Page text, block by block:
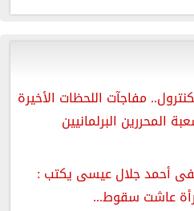
مفاجآت اللحظات الأخيرة
المحررين البرلمانيين
أحمد جلال عيسى يكتب :
عاشت سقوط...